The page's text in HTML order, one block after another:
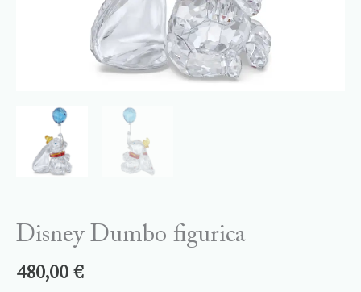
Disney Dumbo figurica
480,00 €